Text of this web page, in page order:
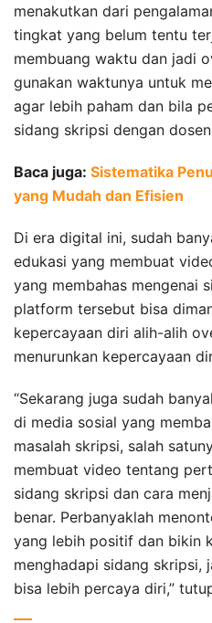
menakutkan dari
tingkat yang belum tentu
membuang waktu dan jadi
gunakan waktunya untuk
agar lebih paham dan bila
sidang skripsi dengan
Baca juga: Sistematika
yang Mudah dan Efisien
Di era digital ini, sudah
edukasi yang membuat
yang membahas mengenai
platform tersebut bisa
kepercayaan diri alih-alih
menurunkan kepercayaan
“Sekarang juga sudah
di media sosial yang
masalah skripsi, salah
membuat video tentang
sidang skripsi dan cara
benar. Perbanyaklah
yang lebih positif dan bikin
menghadapi sidang
bisa lebih percaya diri,”